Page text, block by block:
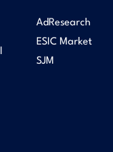
AdResearch
ESIC Market
SJM